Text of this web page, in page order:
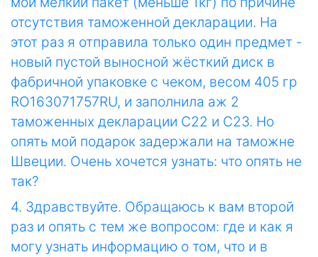
отсутствия таможенной декларации. На
этот раз я отправила только один предмет -
новый пустой выносной жёсткий диск в
фабричной упаковке с чеком, весом 405 гр
RO163071757RU, и заполнила аж 2
таможенных декларации С22 и С23. Но
опять мой подарок задержали на таможне
Швеции. Очень хочется узнать: что опять не
так?
4. Здравствуйте. Обращаюсь к вам второй
раз и опять с тем же вопросом: где и как я
могу узнать информацию о том, что и в